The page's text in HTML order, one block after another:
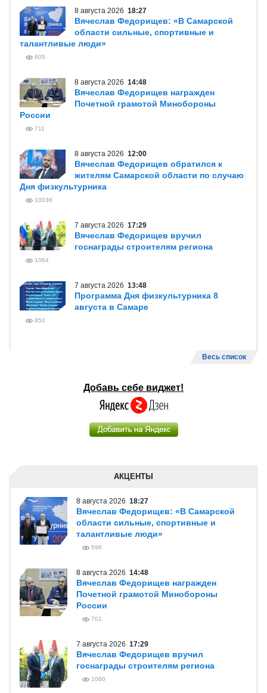
8 августа 2026 18:27
Вячеслав Федорищев: «В Самарской
области сильные, спортивные и
талантливые люди»
605
8 августа 2026 14:48
Вячеслав Федорищев награжден
Почетной грамотой Минобороны
России
711
8 августа 2026 12:00
Вячеслав Федорищев обратился к
жителям Самарской области по случаю
Дня физкультурника
10036
7 августа 2026 17:29
Вячеслав Федорищев вручил
госнаграды строителям региона
1064
7 августа 2026 13:48
Программа Дня физкультурника 8
августа в Самаре
850
Весь список
Добавь себе виджет!
АКЦЕНТЫ
8 августа 2026 18:27
Вячеслав Федорищев: «В Самарской
области сильные, спортивные и
талантливые люди»
596
8 августа 2026 14:48
Вячеслав Федорищев награжден
Почетной грамотой Минобороны
России
701
7 августа 2026 17:29
Вячеслав Федорищев вручил
госнаграды строителям региона
1060